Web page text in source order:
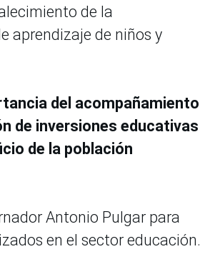
de la
aprendizaje de niños y
del acompañamiento
de inversiones educativas
de la población
Antonio Pulgar para
en el sector educación.